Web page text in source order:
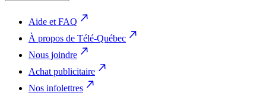
Aide et FAQ
À propos de Télé-Québec
Nous joindre
Achat publicitaire
Nos infolettres